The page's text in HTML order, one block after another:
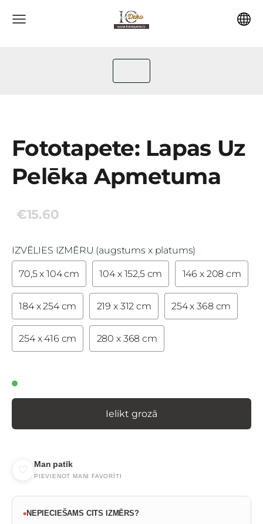
Fototapete: Lapas Uz
Pelēka Apmetuma
€15.60
IZVĒLIES IZMĒRU (augstums x platums)
70,5 x 104 cm 104 x 152,5 cm 146 x 208 cm
184 x 254 cm 219 x 312 cm 254 x 368 cm
254 x 416 cm 280 x 368 cm
Ielikt grozā
♡ Man patīk
PIEVIENOT MANI FAVORĪTI
•NEPIECIEŠAMS CITS IZMĒRS?